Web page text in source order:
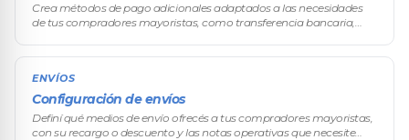
Crea métodos de pago adicionales adaptados a las necesidades
de tus compradores mayoristas, como transferencia bancaria,
ENVÍOS
Configuración de envíos
Definí qué medios de envío ofrecés a tus compradores mayoristas,
con su recargo o descuento y las notas operativas que necesite